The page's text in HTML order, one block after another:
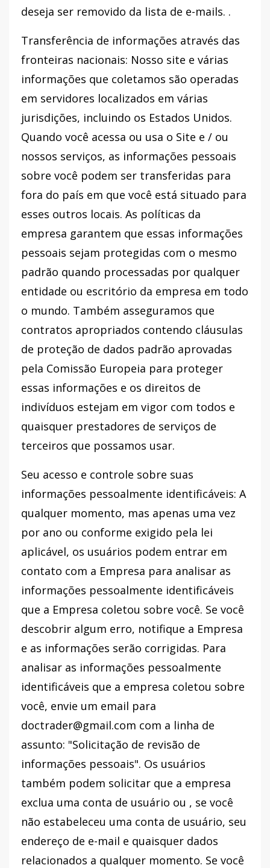
deseja ser removido da lista de e-mails. .
Transferência de informações através das
fronteiras nacionais: Nosso site e várias
informações que coletamos são operadas
em servidores localizados em várias
jurisdições, incluindo os Estados Unidos.
Quando você acessa ou usa o Site e / ou
nossos serviços, as informações pessoais
sobre você podem ser transferidas para
fora do país em que você está situado para
esses outros locais. As políticas da
empresa garantem que essas informações
pessoais sejam protegidas com o mesmo
padrão quando processadas por qualquer
entidade ou escritório da empresa em todo
o mundo. Também asseguramos que
contratos apropriados contendo cláusulas
de proteção de dados padrão aprovadas
pela Comissão Europeia para proteger
essas informações e os direitos de
indivíduos estejam em vigor com todos e
quaisquer prestadores de serviços de
terceiros que possamos usar.
Seu acesso e controle sobre suas
informações pessoalmente identificáveis: A
qualquer momento, mas apenas uma vez
por ano ou conforme exigido pela lei
aplicável, os usuários podem entrar em
contato com a Empresa para analisar as
informações pessoalmente identificáveis ​​
que a Empresa coletou sobre você. Se você
descobrir algum erro, notifique a Empresa
e as informações serão corrigidas. Para
analisar as informações pessoalmente
identificáveis ​​que a empresa coletou sobre
você, envie um email para
doctrader@gmail.com com a linha de
assunto: "Solicitação de revisão de
informações pessoais". Os usuários
também podem solicitar que a empresa
exclua uma conta de usuário ou , se você
não estabeleceu uma conta de usuário, seu
endereço de e-mail e quaisquer dados
relacionados a qualquer momento. Se você